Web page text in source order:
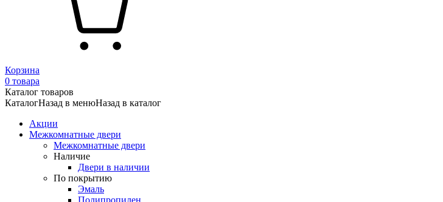
Корзина
0 товара
Каталог товаров
КаталогНазад в менюНазад в каталог
Акции
Межкомнатные двери
Межкомнатные двери
Наличие
Двери в наличии
По покрытию
Эмаль
Полипропилен